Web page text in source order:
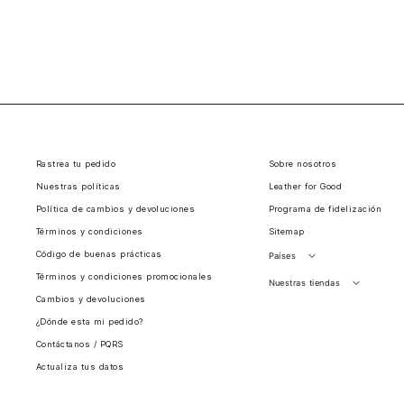
Rastrea tu pedido
Nuestras políticas
Política de cambios y devoluciones
Términos y condiciones
Código de buenas prácticas
Términos y condiciones promocionales
Cambios y devoluciones
¿Dónde esta mi pedido?
Contáctanos / PQRS
Actualiza tus datos
Sobre nosotros
Leather for Good
Programa de fidelización
Sitemap
Países
Perú
Nuestras tiendas